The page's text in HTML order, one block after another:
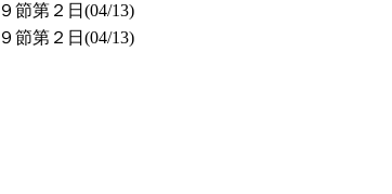
節第２日(04/13)
節第２日(04/13)